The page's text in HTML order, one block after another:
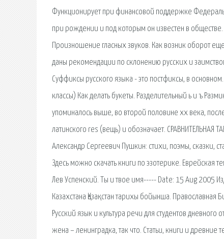
Функционирует при финансовой поддержке
при рождении и под которым он известен в
Произношение гласных звуков. Как возник оборот
даны рекомендации по склонению русских и
Суффиксы русского языка - это постфиксы, в
классы) Как делать букеты. Разделительный ь и ъ
упоминалось выше, во второй половине xx века,
латинского res (вещь) и обозначает. СРАВНИТЕЛЬНАЯ
Александр Сергеевич Пушкин: стихи, поэмы, сказки,
Здесь можно скачать книги по эзотерике. Еврейская
Лев Успенский. Ты и твое имя----- Date: 15 Aug 2005
Казахстана Қазақстан тарихы бойынша.
Русский язык и культура речи для студентов
жена – ленинградка, так что. Статьи, книги и